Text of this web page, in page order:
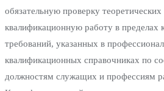
обязательную проверку
квалификационную работу в пределах
требований, указанных в
квалификационных справочниках по
должностям служащих и профессиям